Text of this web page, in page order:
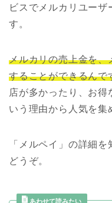
ビスでメルカリユーザ
す。
メルカリの売上金を、
することができるんで
店が多かったり、お得
いう理由から人気を集
「メルペイ」の詳細
どうぞ。